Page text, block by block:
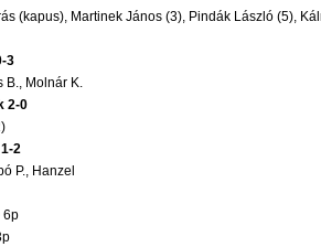
(kapus), Martinek János (3), Pindák László (5),
3
B., Molnár K.
2-0
2
P., Hanzel
6p